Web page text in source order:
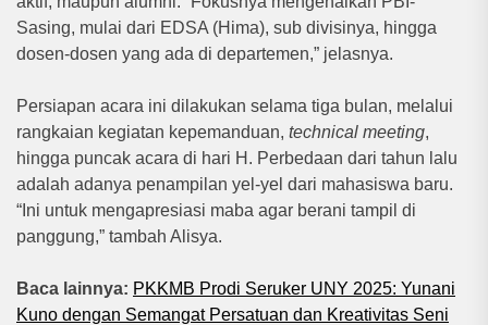
Sasing, mulai dari EDSA (Hima), sub divisinya, hingga
dosen-dosen yang ada di departemen,” jelasnya.
Persiapan acara ini dilakukan selama tiga bulan, melalui
rangkaian kegiatan kepemanduan, technical meeting,
hingga puncak acara di hari H. Perbedaan dari tahun lalu
adalah adanya penampilan yel-yel dari mahasiswa baru.
“Ini untuk mengapresiasi maba agar berani tampil di
panggung,” tambah Alisya.
Baca lainnya: PKKMB Prodi Seruker UNY 2025: Yunani
Kuno dengan Semangat Persatuan dan Kreativitas Seni